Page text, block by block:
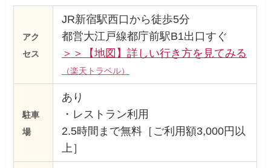
アク
セス
JR新宿駅西口から徒歩5分
都営大江戸線都庁前駅B1出口すぐ
＞＞【地図】詳しい行き方を見てみる
（楽天トラベル）
駐車
場
あり
・レストラン利用
2.5時間まで無料［ご利用額3,000円以
上］